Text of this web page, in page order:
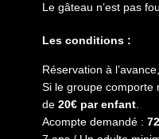
Le gâteau n’est pas
Les conditions :
Réservation à
Si le groupe comporte
de 20€ par enfant
Acompte demandé :